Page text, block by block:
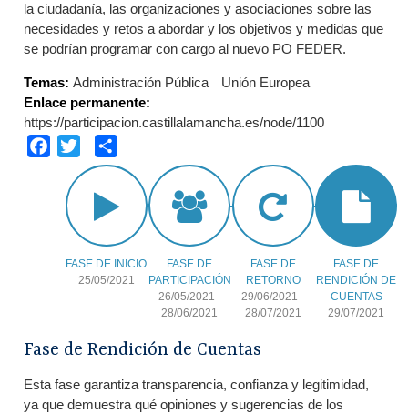
la ciudadanía, las organizaciones y asociaciones sobre las
necesidades y retos a abordar y los objetivos y medidas que
se podrían programar con cargo al nuevo PO FEDER.
Temas: Administración Pública
Unión Europea
Enlace permanente:
https://participacion.castillalamancha.es/node/1100
Facebook
Twitter
FASE DE INICIO
25/05/2021
FASE DE
PARTICIPACIÓN
26/05/2021 -
28/06/2021
FASE DE
RETORNO
29/06/2021 -
28/07/2021
FASE DE
RENDICIÓN DE
CUENTAS
29/07/2021
Fase de Rendición de Cuentas
Esta fase garantiza transparencia, confianza y legitimidad,
ya que demuestra qué opiniones y sugerencias de los